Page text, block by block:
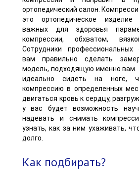
ортопедический салон.
это ортопедическое
важных для здоровья
компрессии, обхватом,
Сотрудники профессиональных
вам правильно сделать
модель, подходящую именно
идеально сидеть на ноге,
компрессию в определенных
двигаться кровь к сердцу,
у вас будет возможность
надевать и снимать
узнать, как за ним ухаживать,
долго.
Как подбирать?